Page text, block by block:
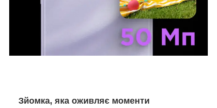
Зйомка, яка оживляє моменти